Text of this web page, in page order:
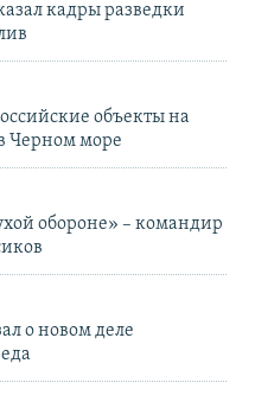
кадры разведки
объекты на
Черном море
обороне» – командир
о новом деле